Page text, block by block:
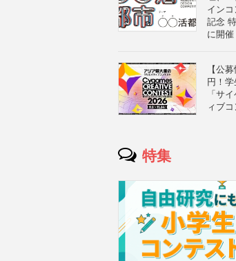
イン
記念
に開催
【公
円！
「サ
ィブ
特集